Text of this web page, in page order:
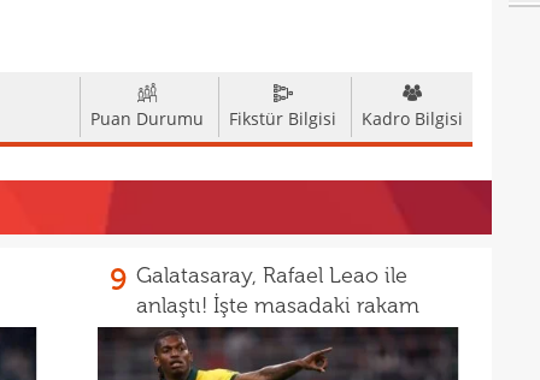
Puan Durumu Fikstür Bilgisi Kadro Bilgisi
9 Galatasaray, Rafael Leao ile
anlaştı! İşte masadaki rakam